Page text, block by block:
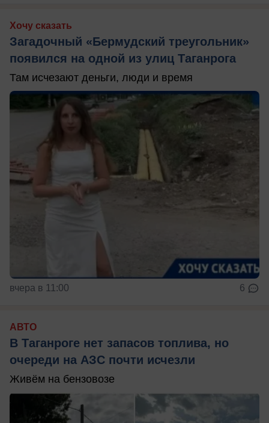
Хочу сказать
Загадочный «Бермудский треугольник»
появился на одной из улиц Таганрога
Там исчезают деньги, люди и время
вчера в 11:00 6
АВТО
В Таганроге нет запасов топлива, но
очереди на АЗС почти исчезли
Живём на бензовозе